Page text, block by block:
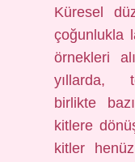
Küresel
çoğunlukla
örnekleri
yıllarda,
birlikte
kitlere
kitler